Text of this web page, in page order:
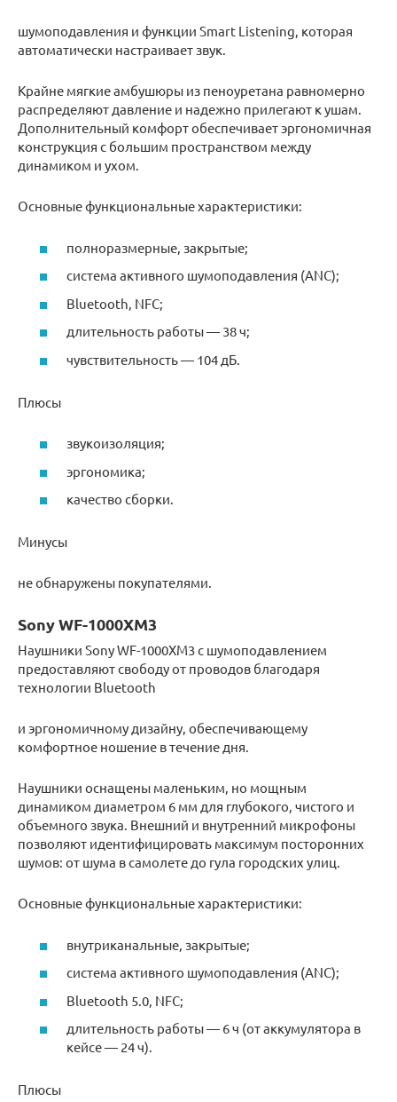
шумоподавления и функции Smart Listening, которая
автоматически настраивает звук.
Крайне мягкие амбушюры из пеноуретана равномерно
распределяют давление и надежно прилегают к ушам.
Дополнительный комфорт обеспечивает эргономичная
конструкция с большим пространством между
динамиком и ухом.
Основные функциональные характеристики:
полноразмерные, закрытые;
система активного шумоподавления (ANC);
Bluetooth, NFC;
длительность работы — 38 ч;
чувствительность — 104 дБ.
Плюсы
звукоизоляция;
эргономика;
качество сборки.
Минусы
не обнаружены покупателями.
Sony WF-1000XM3
Наушники Sony WF-1000XM3 с шумоподавлением
предоставляют свободу от проводов благодаря
технологии Bluetooth
и эргономичному дизайну, обеспечивающему
комфортное ношение в течение дня.
Наушники оснащены маленьким, но мощным
динамиком диаметром 6 мм для глубокого, чистого и
объемного звука. Внешний и внутренний микрофоны
позволяют идентифицировать максимум посторонних
шумов: от шума в самолете до гула городских улиц.
Основные функциональные характеристики:
внутриканальные, закрытые;
система активного шумоподавления (ANC);
Bluetooth 5.0, NFC;
длительность работы — 6 ч (от аккумулятора в
кейсе — 24 ч).
Плюсы